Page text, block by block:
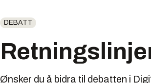
DEBATT
Ønsker du å bidra til debatten i